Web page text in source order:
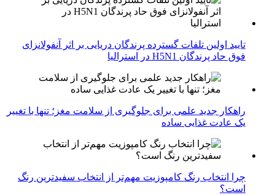
تایید اولین تلفات گسترده پرندگان دریایی بر اثر آنفولانزای
فوق حاد پرندگان H5N1 در استرالیا
راهکار جدید علمی برای جلوگیری از سلامت مغز؛ تنها با تغییر
یک عادت غذایی ساده
چرا انتخاب رنگ کامپوزیت مهم‌تر از انتخاب سفیدترین رنگ
است؟